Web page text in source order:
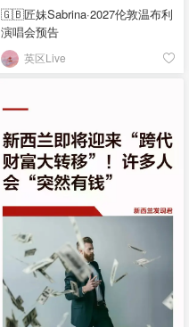
🇬🇧匠妹Sabrina·2027伦敦温布利
演唱会预告
英区Live